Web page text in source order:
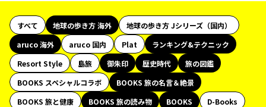
すべて 地球の歩き方 海外
地球の歩き方 Jシリーズ（国内）
aruco 海外
aruco 国内 Plat
ランキング&テクニック
Resort Style
島旅 御朱印 歴史時代
旅の図鑑
BOOKS スペシャルコラボ
BOOKS 旅の名言＆絶景
BOOKS 旅と健康
BOOKS 旅の読み物 BOOKS
D-Books